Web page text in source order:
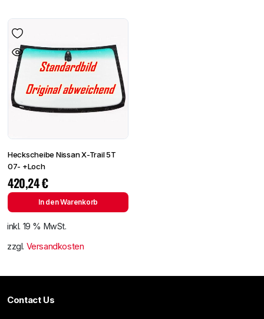
Heckscheibe Nissan X-Trail 5T
07- +Loch
420,24€
In den Warenkorb
inkl. 19 % MwSt.
zzgl. Versandkosten
Contact Us